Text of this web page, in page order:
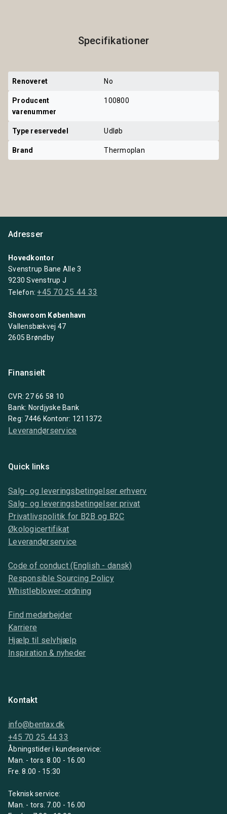
Specifikationer
Renoveret No
Producent
varenummer
100800
Type reservedel Udløb
Brand Thermoplan
Adresser
Hovedkontor
Svenstrup Bane Alle 3
9230 Svenstrup J
Telefon:+45 70 25 44 33
Showroom København
Vallensbækvej 47
2605 Brøndby
Finansielt
CVR: 27 66 58 10
Bank: Nordjyske Bank
Reg: 7446 Kontonr: 1211372
Leverandørservice
Quick links
Salg- og leveringsbetingelser erhverv
Salg- og leveringsbetingelser privat
Privatlivspolitik for B2B og B2C
Økologicertifikat
Leverandørservice
Code of conduct (English - dansk)
Responsible Sourcing Policy
Whistleblower-ordning
Find medarbejder
Karriere
Hjælp til selvhjælp
Inspiration & nyheder
Kontakt
info@bentax.dk
+45 70 25 44 33
Åbningstider i kundeservice:
Man. - tors. 8.00 - 16.00
Fre. 8.00 - 15:30
Teknisk service:
Man. - tors. 7.00 - 16.00